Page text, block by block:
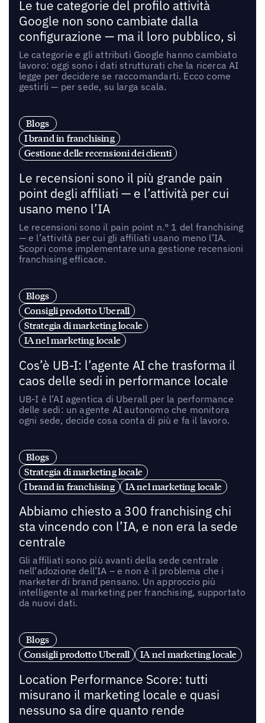
Le tue categorie del profilo attività
Google non sono cambiate dalla
configurazione — ma il loro pubblico, sì
Le categorie e gli attributi Google hanno cambiato
lavoro: oggi sono i dati strutturati che la ricerca AI
legge per decidere se raccomandarti. Ecco come
gestirli — per sede, su larga scala.
Blogs
I brand in franchising
Gestione delle recensioni dei clienti
Le recensioni sono il più grande pain
point degli affiliati — e l’attività per cui
usano meno l’IA
Le recensioni sono il pain point n.° 1 del franchising
— e l’attività per cui gli affiliati usano meno l’IA.
Scopri come implementare una gestione recensioni
franchising efficace.
Blogs
Consigli prodotto Uberall
Strategia di marketing locale
IA nel marketing locale
Cos’è UB-I: l’agente AI che trasforma il
caos delle sedi in performance locale
UB-I è l’AI agentica di Uberall per la performance
delle sedi: un agente AI autonomo che monitora
ogni sede, decide cosa conta di più e fa il lavoro.
Blogs
Strategia di marketing locale
I brand in franchising
IA nel marketing locale
Abbiamo chiesto a 300 franchising chi
sta vincendo con l’IA, e non era la sede
centrale
Gli affiliati sono più avanti della sede centrale
nell’adozione dell’IA – e non è il problema che i
marketer di brand pensano. Un approccio più
intelligente al marketing per franchising, supportato
da nuovi dati.
Blogs
Consigli prodotto Uberall
IA nel marketing locale
Location Performance Score: tutti
misurano il marketing locale e quasi
nessuno sa dire quanto rende